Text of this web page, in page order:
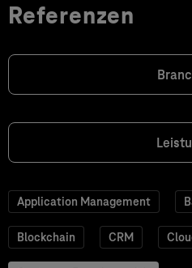
Referenzen
Application Management
Blockchain CRM